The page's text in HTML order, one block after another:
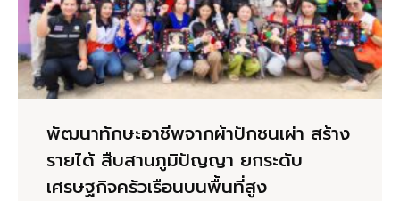
พัฒนาทักษะอาชีพจากผ้าปักชนเผ่า สร้าง
รายได้ สืบสานภูมิปัญญา ยกระดับ
เศรษฐกิจครัวเรือนบนพื้นที่สูง